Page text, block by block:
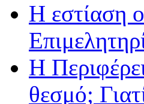
Η εστίαση
Η
θεσμό;